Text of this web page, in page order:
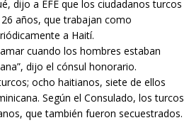
dijo a EFE que los ciudadanos turcos
años, que trabajan como
a Haití.
cuando los hombres estaban
dijo el cónsul honorario.
ocho haitianos, siete de ellos
Según el Consulado, los turcos
que también fueron secuestrados.